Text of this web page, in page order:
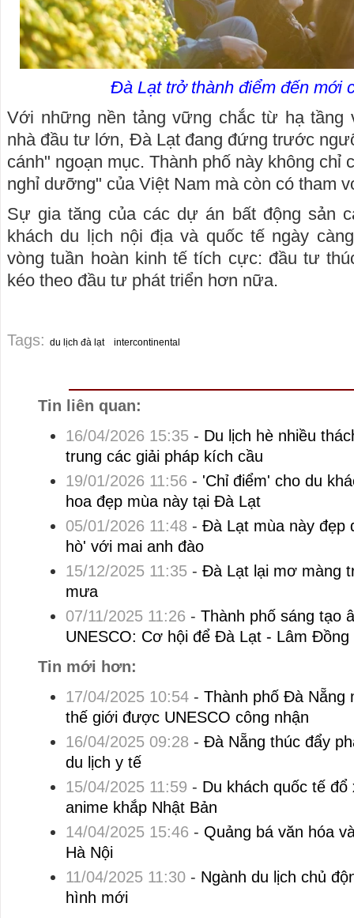
Đà Lạt trở thành điểm đến mới
Với những nền tảng vững chắc từ hạ tầng
nhà đầu tư lớn, Đà Lạt đang đứng trước
cánh" ngoạn mục. Thành phố này không chỉ
nghỉ dưỡng" của Việt Nam mà còn có tham
Sự gia tăng của các dự án bất động sản
khách du lịch nội địa và quốc tế ngày
vòng tuần hoàn kinh tế tích cực: đầu tư
kéo theo đầu tư phát triển hơn nữa.
Tags: du lịch đà lạt intercontinental
Tin liên quan:
16/04/2026 15:35- Du lịch hè nhiều
trung các giải pháp kích cầu
19/01/2026 11:56 - 'Chỉ điểm' cho du
hoa đẹp mùa này tại Đà Lạt
05/01/2026 11:48 - Đà Lạt mùa này đẹp
hò' với mai anh đào
15/12/2025 11:35- Đà Lạt lại mơ màng
mưa
07/11/2025 11:26 - Thành phố sáng tạo
UNESCO: Cơ hội để Đà Lạt - Lâm Đồng
Tin mới hơn:
17/04/2025 10:54- Thành phố Đà Nẵng
thế giới được UNESCO công nhận
16/04/2025 09:28 - Đà Nẵng thúc đẩy
du lịch y tế
15/04/2025 11:59 - Du khách quốc tế
anime khắp Nhật Bản
14/04/2025 15:46 - Quảng bá văn hóa
Hà Nội
11/04/2025 11:30- Ngành du lịch chủ
hình mới